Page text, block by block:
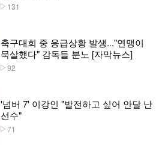
131
축구대회 중 응급상황 발생..."연맹이
묵살했다" 감독들 분노 [자막뉴스]
92
'넘버 7' 이강인 "발전하고 싶어 안달 난
선수"
71